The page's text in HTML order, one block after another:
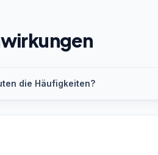
die Häufigkeiten?